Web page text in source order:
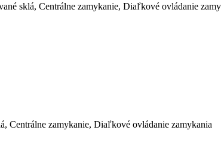
sklá, Centrálne zamykanie, Diaľkové ovládanie
Centrálne zamykanie, Diaľkové ovládanie zamykania